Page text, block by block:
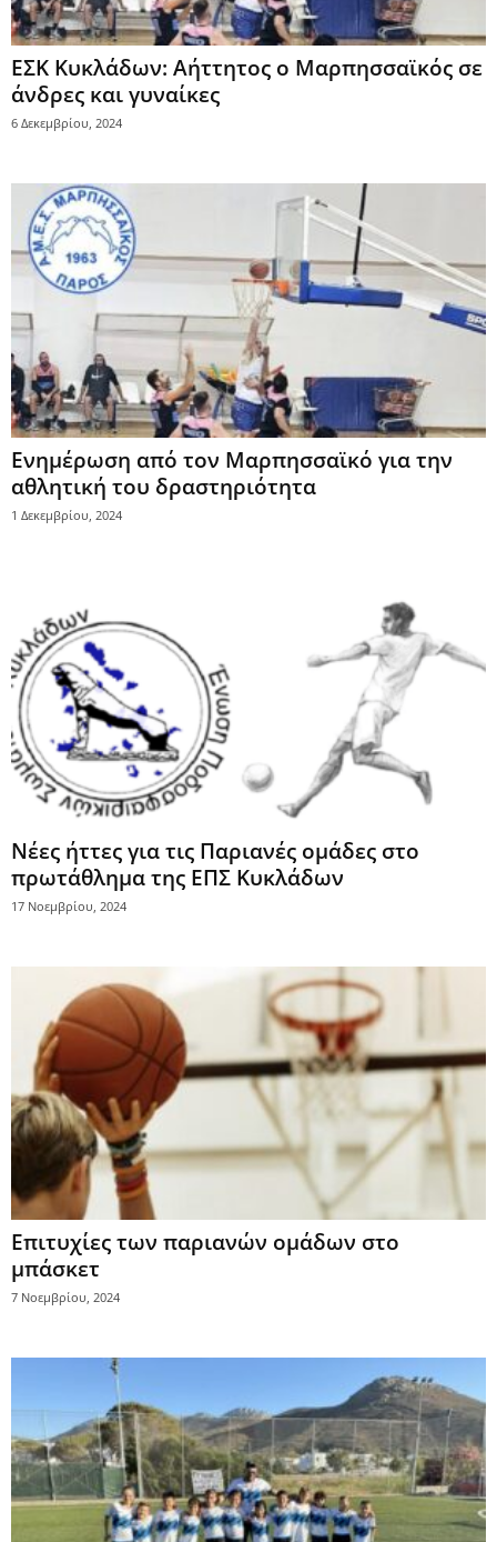
ΕΣΚ Κυκλάδων: Αήττητος ο Μαρπησσαϊκός σε
άνδρες και γυναίκες
6 Δεκεμβρίου, 2024
Ενημέρωση από τον Μαρπησσαϊκό για την
αθλητική του δραστηριότητα
1 Δεκεμβρίου, 2024
Νέες ήττες για τις Παριανές ομάδες στο
πρωτάθλημα της ΕΠΣ Κυκλάδων
17 Νοεμβρίου, 2024
Επιτυχίες των παριανών ομάδων στο
μπάσκετ
7 Νοεμβρίου, 2024